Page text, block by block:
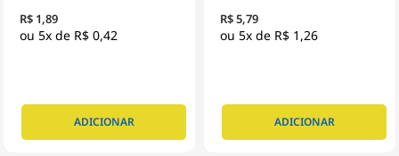
R$ 1,89
5x de R$ 0,42
ADICIONAR
Conexel
R$ 5,79
5x de R$ 1,26
ADICIONAR